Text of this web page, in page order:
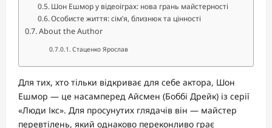
Шон Ешмор у відеоіграх: нова грань майстерності
Особисте життя: сім’я, близнюк та цінності
About the Author
Стаценко Ярослав
Для тих, хто тільки відкриває для себе актора, Шон
Ешмор — це насамперед Айсмен (Боббі Дрейк) із серії
«Люди Ікс». Для просунутих глядачів він — майстер
перевтілень, який однаково переконливо грає